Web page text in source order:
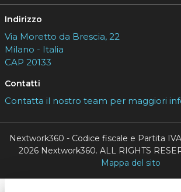
Indirizzo
Via Moretto da Brescia, 22
Milano - Italia
CAP 20133
Contatti
Contatta il nostro team per maggiori
Nextwork360 - Codice fiscale e Partita
2026 Nextwork360. ALL RIGHTS
Mappa del sito